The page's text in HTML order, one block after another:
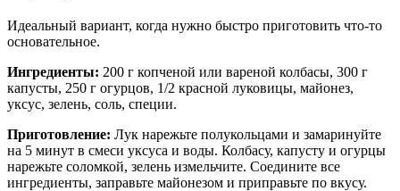
Идеальный вариант, когда нужно быстро приготовить что-то
основательное.
Ингредиенты: 200 г копченой или вареной колбасы, 300 г
капусты, 250 г огурцов, 1/2 красной луковицы, майонез,
уксус, зелень, соль, специи.
Приготовление: Лук нарежьте полукольцами и замаринуйте
на 5 минут в смеси уксуса и воды. Колбасу, капусту и огурцы
нарежьте соломкой, зелень измельчите. Соедините все
ингредиенты, заправьте майонезом и приправьте по вкусу.